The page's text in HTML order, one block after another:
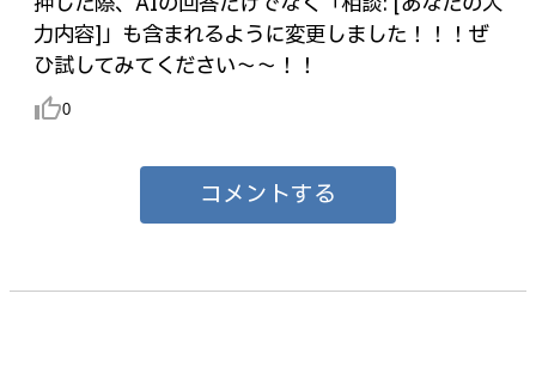
力内容]」も含まれるように変更しました！！！ぜ
ひ試してみてください～～！！
thumb_up_alt0
コメントする